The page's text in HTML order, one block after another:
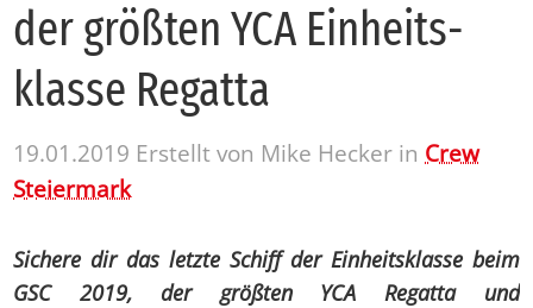
der größ­ten YCA Ein­heits­
klas­se Re­gat­ta
19.01.2019 Erstellt von Mike Hecker in Crew
Steiermark
Sichere dir das letzte Schiff der Einheitsklasse beim
GSC 2019, der größten YCA Regatta und